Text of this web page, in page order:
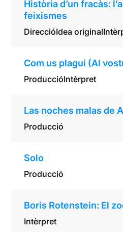
Història d’un fracàs:
feixismes
DireccióIdea original
Com us plagui (Al
ProduccióIntèrpret
Las noches malas de
Producció
Solo
Producció
Boris Rotenstein: El
Intèrpret